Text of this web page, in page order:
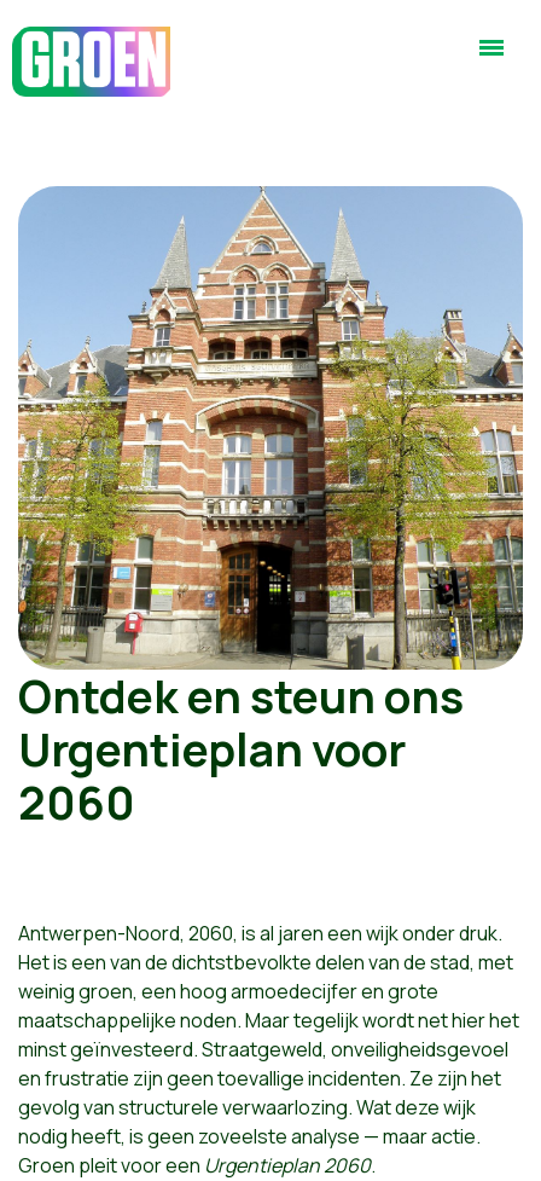
Ontdek en steun ons
Urgentieplan voor
2060
Antwerpen-Noord, 2060, is al jaren een wijk onder druk.
Het is een van de dichtstbevolkte delen van de stad, met
weinig groen, een hoog armoedecijfer en grote
maatschappelijke noden. Maar tegelijk wordt net hier het
minst geïnvesteerd. Straatgeweld, onveiligheidsgevoel
en frustratie zijn geen toevallige incidenten. Ze zijn het
gevolg van structurele verwaarlozing. Wat deze wijk
nodig heeft, is geen zoveelste analyse — maar actie.
Groen pleit voor een Urgentieplan 2060.